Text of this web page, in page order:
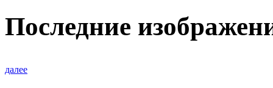
Последние
далее